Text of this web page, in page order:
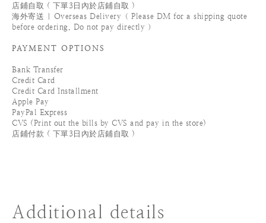
店鋪自取 ( 下單3日內於店鋪自取 )
海外寄送 | Overseas Delivery（ Please DM for a shipping quote
before ordering. Do not pay directly ）
PAYMENT OPTIONS
Bank Transfer
Credit Card
Credit Card Installment
Apple Pay
PayPal Express
CVS (Print out the bills by CVS and pay in the store)
店鋪付款 ( 下單3日內於店鋪自取 )
Additional details